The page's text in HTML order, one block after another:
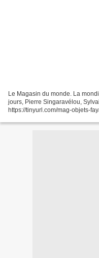
Le Magasin du monde. La
jours, Pierre Singaravélou,
https://tinyurl.com/mag-objets-